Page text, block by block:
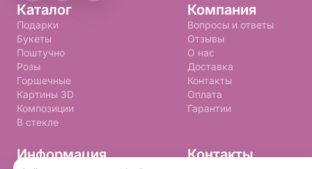
Каталог
Подарки
Букеты
Поштучно
Розы
Горшечные
Картины 3D
Композиции
В стекле
Компания
Вопросы и ответы
Отзывы
О нас
Доставка
Контакты
Оплата
Гарантии
Информация Контакты